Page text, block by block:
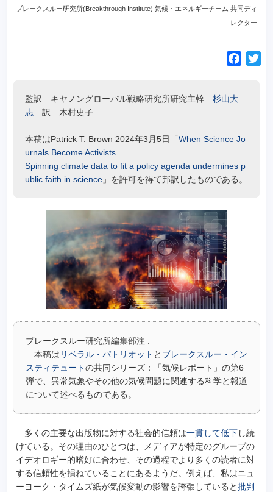
ブレークスルー研究所(Breakthrough Institute) 気候・エネルギーチーム 共同ディ
レクター
監訳 キヤノングローバル戦略研究所研究主幹 杉山大
志訳 木村史子
本稿はPatrick T. Brown 2024年3月5日「When Science Jo
urnals Become Activists
Spinning climate data to fit a policy agenda undermines p
ublic faith in science」を許可を得て邦訳したものである。
ブレークスルー研究所編集部注 :
本稿は リベラル・パトリオット と ブレークスルー・イン
スティテュートの共同シリーズ：「気候レポート」の第6
弾で、異常気象やその他の気候問題に関連する科学と報道
について述べるものである。
多くの主要な出版物に対する社会的信頼は一貫して低下し続
けている。その理由のひとつは、メディアが特定のグループの
イデオロギー的嗜好に合わせ、その過程でより多くの読者に対
する信頼性を損ねていることにあるようだ。例えば、私はニュ
ーヨーク・タイムズ紙が気候変動の影響を誇張していると批判